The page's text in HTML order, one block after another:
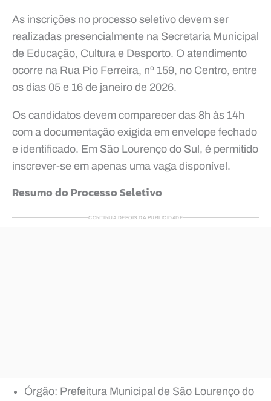
As inscrições no processo seletivo devem ser
realizadas presencialmente na Secretaria Municipal
de Educação, Cultura e Desporto. O atendimento
ocorre na Rua Pio Ferreira, nº 159, no Centro, entre
os dias 05 e 16 de janeiro de 2026.
Os candidatos devem comparecer das 8h às 14h
com a documentação exigida em envelope fechado
e identificado. Em São Lourenço do Sul, é permitido
inscrever-se em apenas uma vaga disponível.
Resumo do Processo Seletivo
CONTINUA DEPOIS DA PUBLICIDADE
Órgão: Prefeitura Municipal de São Lourenço do